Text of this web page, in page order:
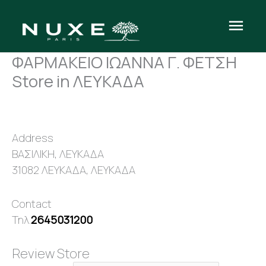
περιεχόμενο
ΦΑΡΜΑΚΕΙΟ ΙΩΑΝΝΑ Γ. ΦΕΤΣΗ
Store in ΛΕΥΚΑΔΑ
Address
ΒΑΣΙΛΙΚΗ, ΛΕΥΚΑΔΑ
31082 ΛΕΥΚΑΔΑ, ΛΕΥΚΑΔΑ
Contact
Τηλ.2645031200
Review Store